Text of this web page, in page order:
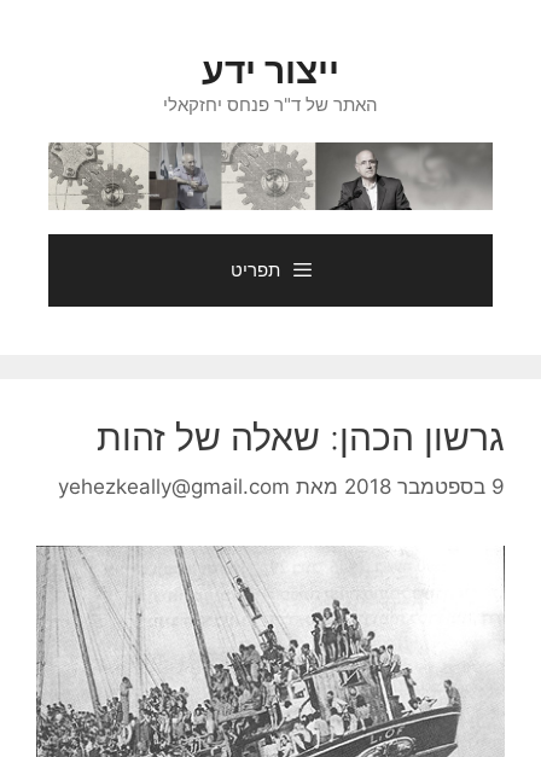
ייצור ידע
האתר של ד"ר פנחס יחזקאלי
תפריט
גרשון הכהן: שאלה של זהות
9 בספטמבר 2018 מאת yehezkeally@gmail.com